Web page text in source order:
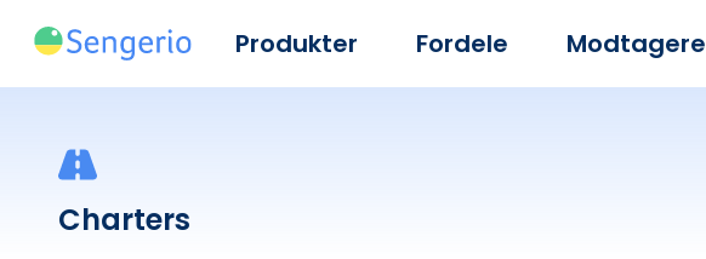
Produkter Fordele Modtagere
Charters